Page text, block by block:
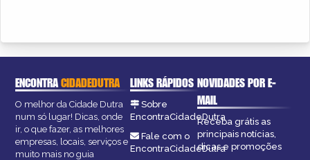
ENCONTRACIDADEDUTRA
O melhor da Cidade Dutra
num só lugar! Dicas, onde
ir, o que fazer, as melhores
empresas, locais, serviços e
muito mais no guia
LINKS RÁPIDOS
Sobre
EncontraCidadeDutra
Fale com o
EncontraCidadeDutra
NOVIDADES POR E-
MAIL
Receba grátis as
principais notícias,
dicas e promoções